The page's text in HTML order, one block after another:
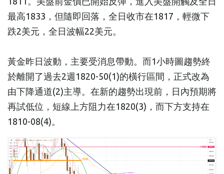
最高1833，但隨即回落，全日收市在1817，輕微下
跌2美元，全日波幅22美元。
黃金昨日波動，主要受消息帶動。而1小時圖趨勢終
於離開了過去2週1820-50(1)的橫行區間，正式改為
由下降通道(2)主導。在新的趨勢出現前，日內預期將
再試低位，短線上方阻力在1820(3)，而下方支持在
1810-08(4)。